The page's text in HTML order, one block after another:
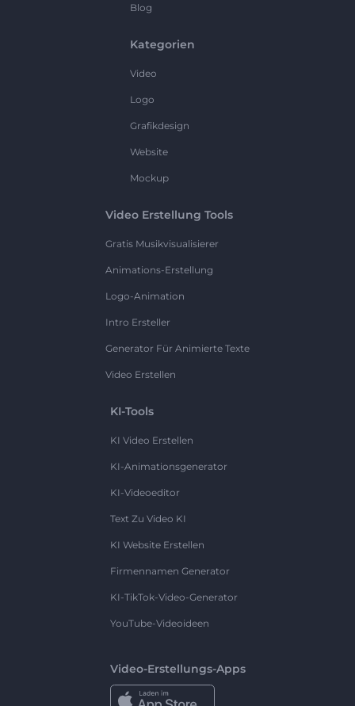
Blog
Kategorien
Video
Logo
Grafikdesign
Website
Mockup
Video Erstellung Tools
Gratis Musikvisualisierer
Animations-Erstellung
Logo-Animation
Intro Ersteller
Generator Für Animierte Texte
Video Erstellen
KI-Tools
KI Video Erstellen
KI-Animationsgenerator
KI-Videoeditor
Text Zu Video KI
KI Website Erstellen
Firmennamen Generator
KI-TikTok-Video-Generator
YouTube-Videoideen
Video-Erstellungs-Apps